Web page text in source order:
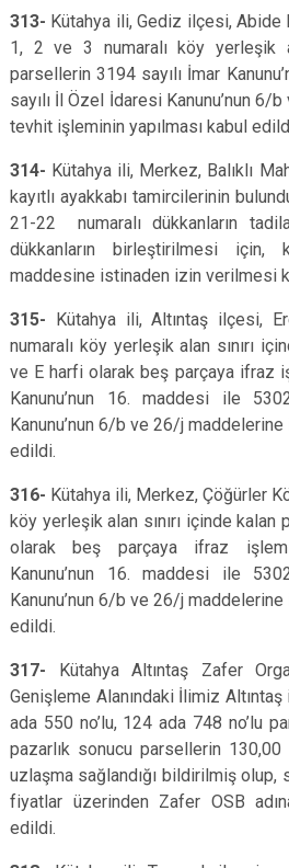
313- Kütahya ili, Gediz ilçesi, Abide
1, 2 ve 3 numaralı köy yerleşik
parsellerin 3194 sayılı İmar
sayılı İl Özel İdaresi Kanunu’nun
tevhit işleminin yapılması kabul
314- Kütahya ili, Merkez, Balıklı
kayıtlı ayakkabı tamircilerinin
21-22 numaralı dükkanların
dükkanların birleştirilmesi için,
maddesine istinaden izin verilmesi
315- Kütahya ili, Altıntaş ilçesi,
numaralı köy yerleşik alan sınırı
ve E harfi olarak beş parçaya ifraz
Kanunu’nun 16. maddesi ile
Kanunu’nun 6/b ve 26/j
edildi.
316- Kütahya ili, Merkez, Çöğürler
köy yerleşik alan sınırı içinde kalan
olarak beş parçaya ifraz
Kanunu’nun 16. maddesi ile
Kanunu’nun 6/b ve 26/j
edildi.
317- Kütahya Altıntaş Zafer
Genişleme Alanındaki İlimiz
ada 550 no’lu, 124 ada 748 no’lu
pazarlık sonucu parsellerin
uzlaşma sağlandığı bildirilmiş
fiyatlar üzerinden Zafer OSB
edildi.